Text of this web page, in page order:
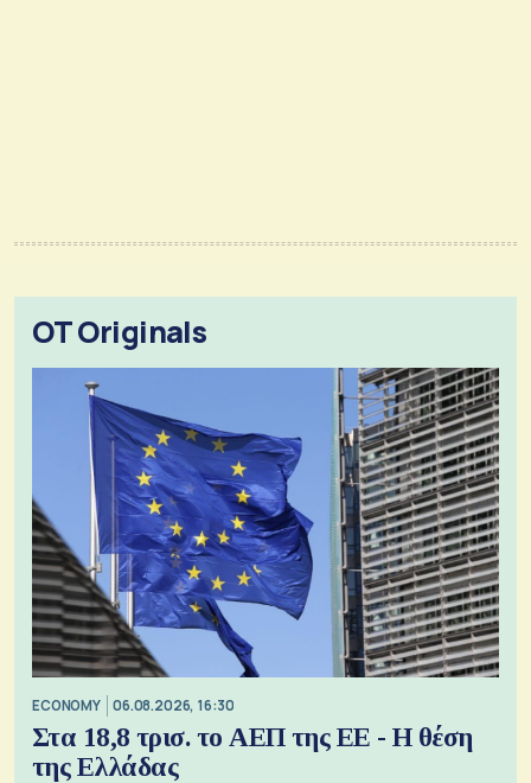
OT Originals
ECONOMY 06.08.2026, 16:30
Στα 18,8 τρισ. το ΑΕΠ της ΕΕ - Η θέση
της Ελλάδας